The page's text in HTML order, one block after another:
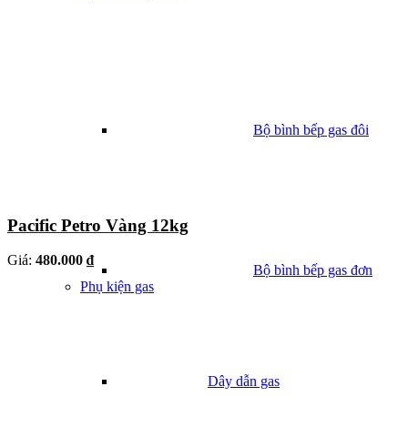
Bộ bình bếp gas đôi
Bộ bình bếp gas đơn
Phụ kiện gas
Dây dẫn gas
Pacific Petro Vàng 12kg
Giá: 480.000 ₫